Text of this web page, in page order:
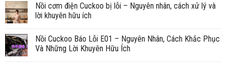
Nồi cơm điện Cuckoo bị lỗi – Nguyên nhân, cách xử lý và
lời khuyên hữu ích
Nồi Cuckoo Báo Lỗi E01 – Nguyên Nhân, Cách Khắc Phục
Và Những Lời Khuyên Hữu Ích